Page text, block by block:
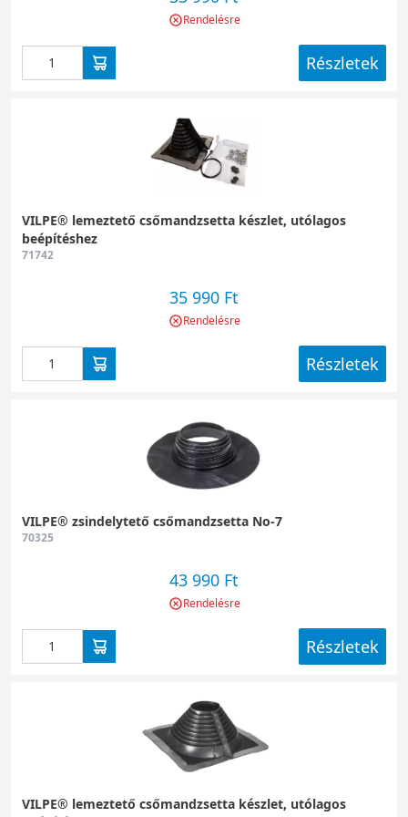
Rendelésre
Részletek
VILPE® lemeztető csőmandzsetta készlet, utólagos
beépítéshez
71742
35 990 Ft
Rendelésre
Részletek
VILPE® zsindelytető csőmandzsetta No-7
70325
43 990 Ft
Rendelésre
Részletek
VILPE® lemeztető csőmandzsetta készlet, utólagos